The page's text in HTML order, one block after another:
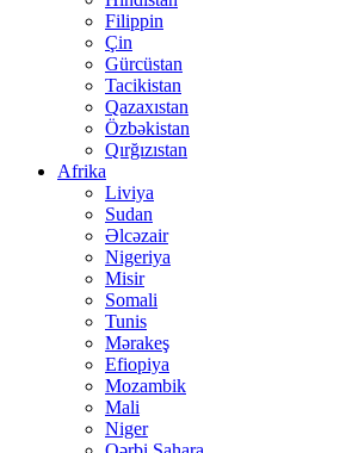
Filippin
Çin
Gürcüstan
Tacikistan
Qazaxıstan
Özbəkistan
Qırğızıstan
Afrika
Liviya
Sudan
Əlcəzair
Nigeriya
Misir
Somali
Tunis
Mərakeş
Efiopiya
Mozambik
Mali
Niger